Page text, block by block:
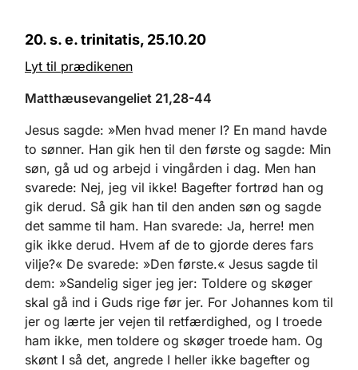
20. s. e. trinitatis, 25.10.20
Lyt til prædikenen
Matthæusevangeliet 21,28-44
Jesus sagde: »Men hvad mener I? En mand havde
to sønner. Han gik hen til den første og sagde: Min
søn, gå ud og arbejd i vingården i dag. Men han
svarede: Nej, jeg vil ikke! Bagefter fortrød han og
gik derud. Så gik han til den anden søn og sagde
det samme til ham. Han svarede: Ja, herre! men
gik ikke derud. Hvem af de to gjorde deres fars
vilje?« De svarede: »Den første.« Jesus sagde til
dem: »Sandelig siger jeg jer: Toldere og skøger
skal gå ind i Guds rige før jer. For Johannes kom til
jer og lærte jer vejen til retfærdighed, og I troede
ham ikke, men toldere og skøger troede ham. Og
skønt I så det, angrede I heller ikke bagefter og